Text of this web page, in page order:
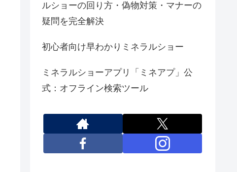
ルショーの回り方・偽物対策・マナーの
疑問を完全解決
初心者向け早わかりミネラルショー
ミネラルショーアプリ「ミネアプ」公
式：オフライン検索ツール